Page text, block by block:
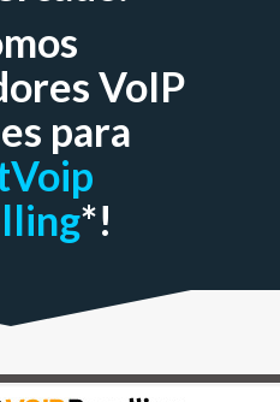
VoIP
para
*!